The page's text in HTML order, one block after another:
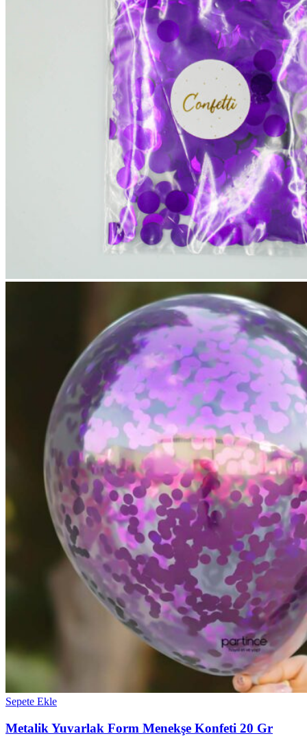
Sepete Ekle
Metalik Yuvarlak Form Menekşe Konfeti 20 Gr